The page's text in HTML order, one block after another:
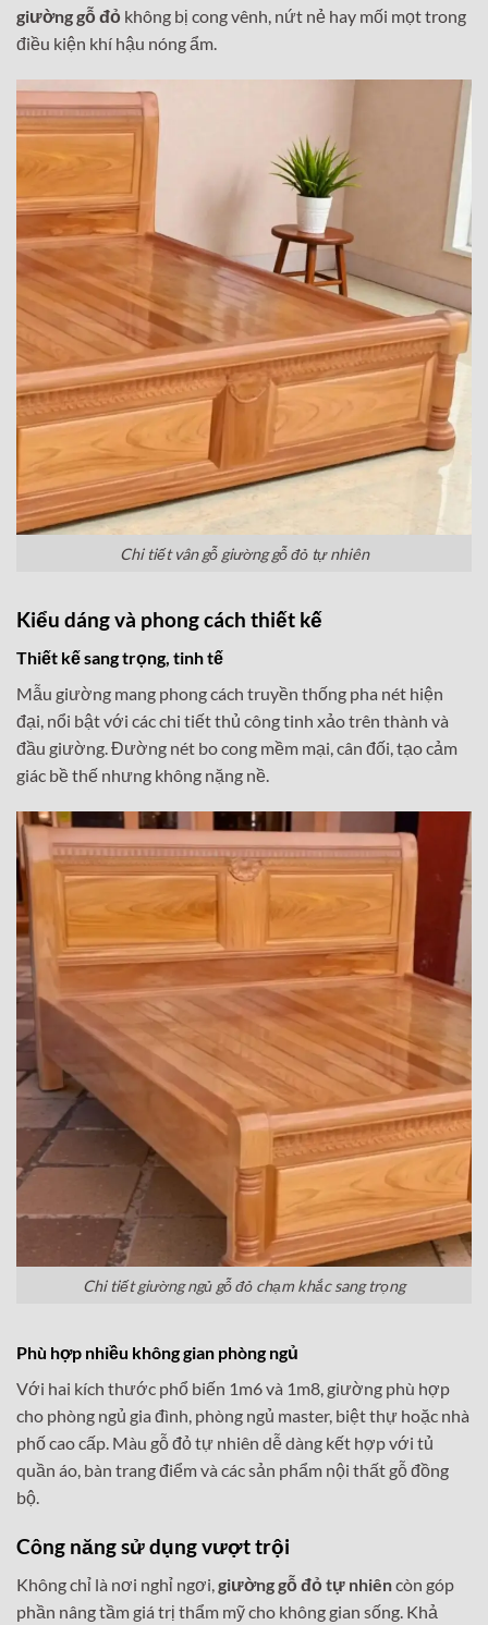
giường gỗ đỏ không bị cong vênh, nứt nẻ hay mối mọt trong
điều kiện khí hậu nóng ẩm.
Chi tiết vân gỗ giường gỗ đỏ tự nhiên
Kiểu dáng và phong cách thiết kế
Thiết kế sang trọng, tinh tế
Mẫu giường mang phong cách truyền thống pha nét hiện
đại, nổi bật với các chi tiết thủ công tinh xảo trên thành và
đầu giường. Đường nét bo cong mềm mại, cân đối, tạo cảm
giác bề thế nhưng không nặng nề.
Chi tiết giường ngủ gỗ đỏ chạm khắc sang trọng
Phù hợp nhiều không gian phòng ngủ
Với hai kích thước phổ biến 1m6 và 1m8, giường phù hợp
cho phòng ngủ gia đình, phòng ngủ master, biệt thự hoặc nhà
phố cao cấp. Màu gỗ đỏ tự nhiên dễ dàng kết hợp với tủ
quần áo, bàn trang điểm và các sản phẩm nội thất gỗ đồng
bộ.
Công năng sử dụng vượt trội
Không chỉ là nơi nghỉ ngơi, giường gỗ đỏ tự nhiêncòn góp
phần nâng tầm giá trị thẩm mỹ cho không gian sống. Khả